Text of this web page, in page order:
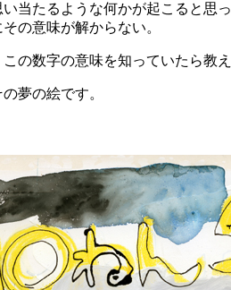
当たるような何かが起こると思
の意味が解からない。
の数字の意味を知っていたら教え
夢の絵です。